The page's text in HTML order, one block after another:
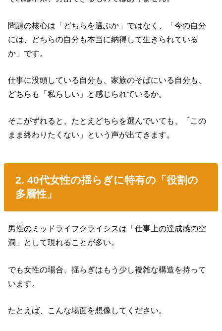
問題の核心は「どちらを選ぶか」ではなく、「今の自分
には、どちらの自分も本当に納得して生きられている
か」です。
仕事に没頭している自分も、家族のそばにいる自分も、
どちらも「私らしい」と感じられているか。
そこがずれると、たとえどちらを選んでいても、「この
まま終わりたくない」という声が出てきます。
2. 40代女性の揺らぎに特有の「役割の
多層性」
男性のミッドライフクライシスは「仕事上の達成感の空
洞」として現れることが多い。
でも女性の場合、揺らぎはもう少し複雑な構造を持って
います。
たとえば、こんな場面を想像してください。